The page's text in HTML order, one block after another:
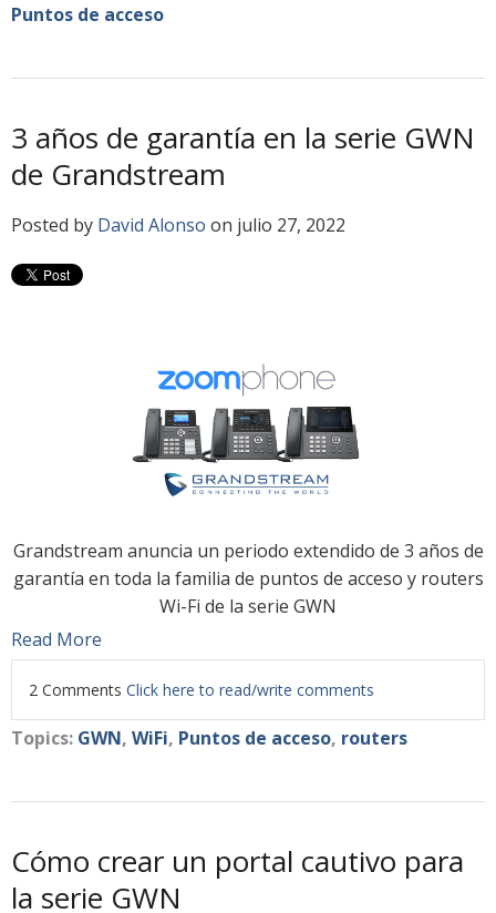
Puntos de acceso
3 años de garantía en la serie GWN
de Grandstream
Posted by David Alonso on julio 27, 2022
Grandstream anuncia un periodo extendido de 3 años de
garantía en toda la familia de puntos de acceso y routers
Wi-Fi de la serie GWN
Read More
2 Comments Click here to read/write comments
Topics: GWN, WiFi, Puntos de acceso, routers
Cómo crear un portal cautivo para
la serie GWN